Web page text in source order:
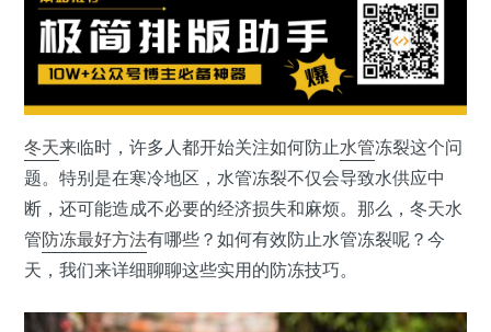
冬天来临时，许多人都开始关注如何防止水管冻裂这个问
题。特别是在寒冷地区，水管冻裂不仅会导致水供应中
断，还可能造成不必要的经济损失和麻烦。那么，冬天水
管防冻最好方法有哪些？如何有效防止水管冻裂呢？今
天，我们来详细聊聊这些实用的防冻技巧。